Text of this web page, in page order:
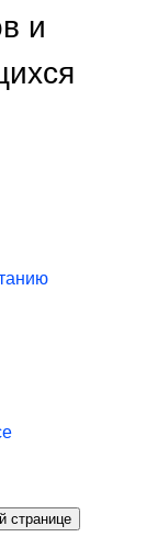
и
странице